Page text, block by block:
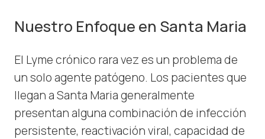
Nuestro Enfoque en Santa Maria
El Lyme crónico rara vez es un problema de
un solo agente patógeno. Los pacientes que
llegan a Santa Maria generalmente
presentan alguna combinación de infección
persistente, reactivación viral, capacidad de